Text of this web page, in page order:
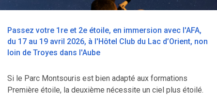
Passez votre 1re et 2e étoile, en immersion avec l'AFA,
du 17 au 19 avril 2026, à l'Hôtel Club du Lac d’Orient, non
loin de Troyes dans l'Aube
Si le Parc Montsouris est bien adapté aux formations
Première étoile, la deuxième nécessite un ciel plus étoilé.